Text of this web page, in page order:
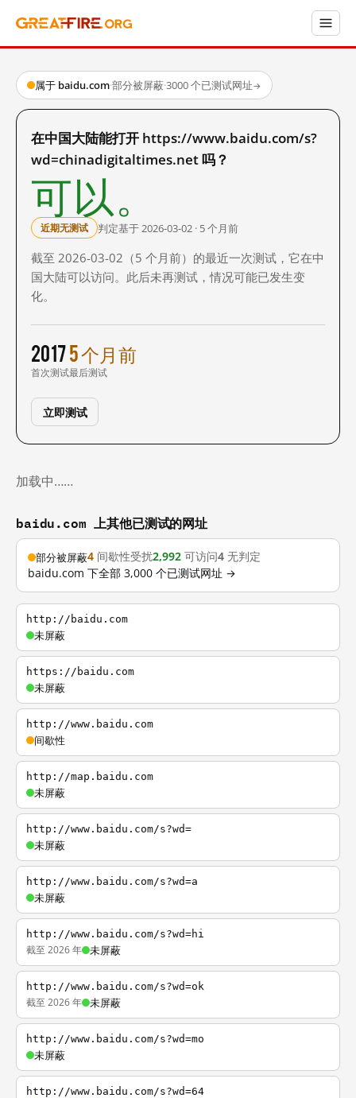
属于 baidu.com·部分被屏蔽·3000 个已测试网址→
在中国大陆能打开 https://www.baidu.com/s?
wd=chinadigitaltimes.net 吗？
可以。
近期无测试 判定基于 2026-03-02 · 5 个月前
截至 2026-03-02（5 个月前）的最近一次测试，它在中
国大陆可以访问。此后未再测试，情况可能已发生变
化。
2017
首次测试
5 个月前
最后测试
立即测试
加载中……
baidu.com 上其他已测试的网址
部分被屏蔽4 间歇性受扰2,992 可访问4 无判定
baidu.com 下全部 3,000 个已测试网址 →
http://baidu.com
未屏蔽
https://baidu.com
未屏蔽
http://www.baidu.com
间歇性
http://map.baidu.com
未屏蔽
http://www.baidu.com/s?wd=
未屏蔽
http://www.baidu.com/s?wd=a
未屏蔽
http://www.baidu.com/s?wd=hi
截至 2026 年 未屏蔽
http://www.baidu.com/s?wd=ok
截至 2026 年 未屏蔽
http://www.baidu.com/s?wd=mo
未屏蔽
http://www.baidu.com/s?wd=64